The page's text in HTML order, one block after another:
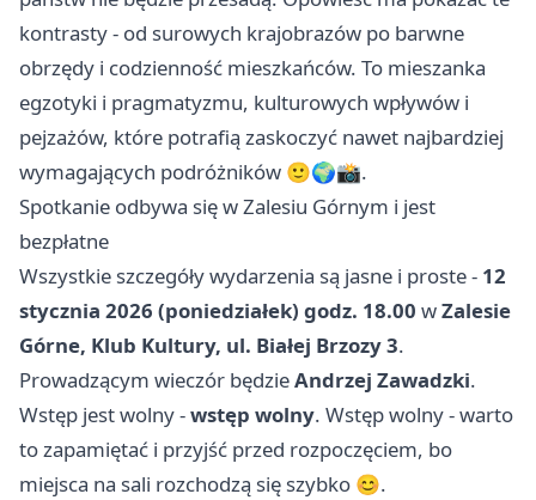
kontrasty - od surowych krajobrazów po barwne
obrzędy i codzienność mieszkańców. To mieszanka
egzotyki i pragmatyzmu, kulturowych wpływów i
pejzażów, które potrafią zaskoczyć nawet najbardziej
wymagających podróżników 🙂🌍📸.
Spotkanie odbywa się w Zalesiu Górnym i jest
bezpłatne
Wszystkie szczegóły wydarzenia są jasne i proste - 12
stycznia 2026 (poniedziałek) godz. 18.00 wZalesie
Górne, Klub Kultury, ul. Białej Brzozy 3.
Prowadzącym wieczór będzieAndrzej Zawadzki.
Wstęp jest wolny -wstęp wolny. Wstęp wolny - warto
to zapamiętać i przyjść przed rozpoczęciem, bo
miejsca na sali rozchodzą się szybko 😊.